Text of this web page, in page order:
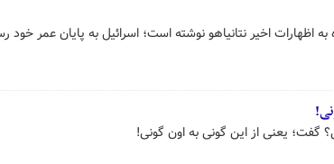
به اظهارات اخیر نتانیاهو نوشته است؛ اسرائیل به پایان عمر
گفت؛ یعنی از این گونی به اون گونی!